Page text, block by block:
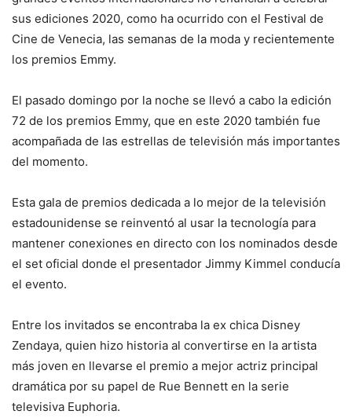
sus ediciones 2020, como ha ocurrido con el Festival de
Cine de Venecia, las semanas de la moda y recientemente
los premios Emmy.
El pasado domingo por la noche se llevó a cabo la edición
72 de los premios Emmy, que en este 2020 también fue
acompañada de las estrellas de televisión más importantes
del momento.
Esta gala de premios dedicada a lo mejor de la televisión
estadounidense se reinventó al usar la tecnología para
mantener conexiones en directo con los nominados desde
el set oficial donde el presentador Jimmy Kimmel conducía
el evento.
Entre los invitados se encontraba la ex chica Disney
Zendaya, quien hizo historia al convertirse en la artista
más joven en llevarse el premio a mejor actriz principal
dramática por su papel de Rue Bennett en la serie
televisiva Euphoria.